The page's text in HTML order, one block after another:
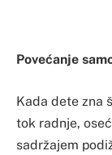
Povećanje
Kada dete zna
tok radnje,
sadržajem